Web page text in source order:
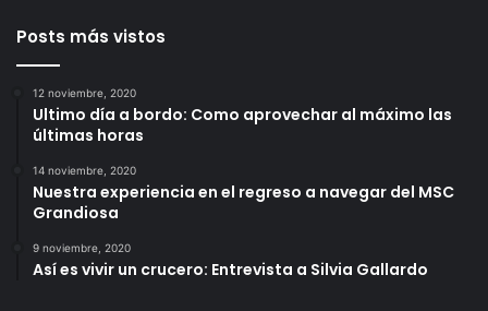
Posts más vistos
12 noviembre, 2020
Ultimo día a bordo: Como aprovechar al máximo las
últimas horas
14 noviembre, 2020
Nuestra experiencia en el regreso a navegar del MSC
Grandiosa
9 noviembre, 2020
Así es vivir un crucero: Entrevista a Silvia Gallardo